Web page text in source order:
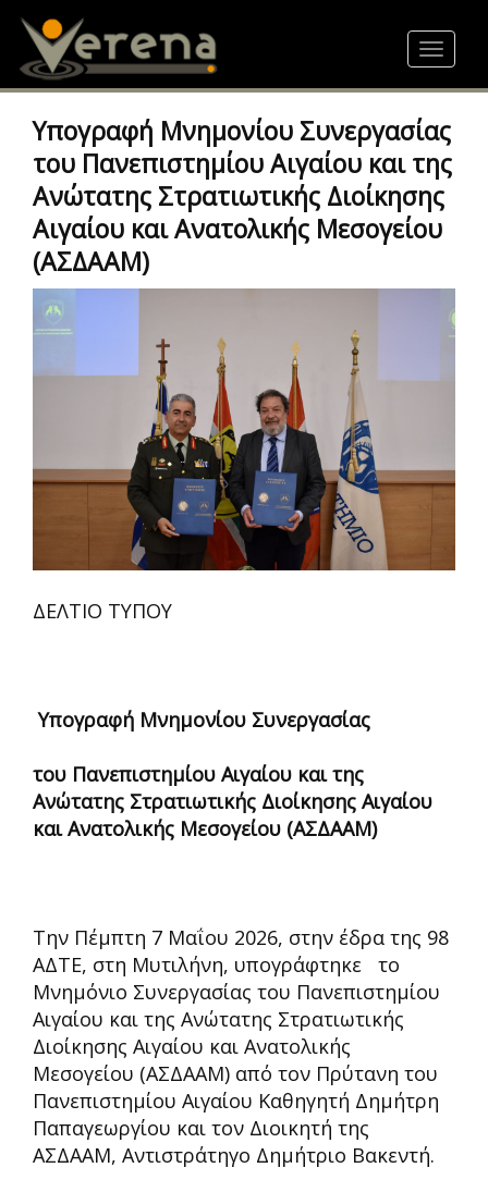
content
Toggle
Υπογραφή Μνημονίου Συνεργασίας
του Πανεπιστημίου Αιγαίου και της
Ανώτατης Στρατιωτικής Διοίκησης
Αιγαίου και Ανατολικής Μεσογείου
(ΑΣΔΑΑΜ)
ΔΕΛΤΙΟ ΤΥΠΟΥ
Υπογραφή Μνημονίου Συνεργασίας
του Πανεπιστημίου Αιγαίου και της
Ανώτατης Στρατιωτικής Διοίκησης Αιγαίου
και Ανατολικής Μεσογείου (ΑΣΔΑΑΜ)
Την Πέμπτη 7 Μαΐου 2026, στην έδρα της 98
ΑΔΤΕ, στη Μυτιλήνη, υπογράφτηκε το
Μνημόνιο Συνεργασίας του Πανεπιστημίου
Αιγαίου και της Ανώτατης Στρατιωτικής
Διοίκησης Αιγαίου και Ανατολικής
Μεσογείου (ΑΣΔΑΑΜ) από τον Πρύτανη του
Πανεπιστημίου Αιγαίου Καθηγητή Δημήτρη
Παπαγεωργίου και τον Διοικητή της
ΑΣΔΑΑΜ, Αντιστράτηγο Δημήτριο Βακεντή.